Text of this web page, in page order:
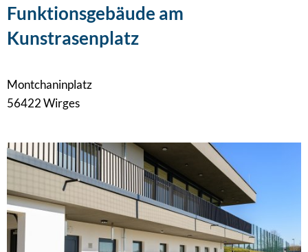
Funktionsgebäude
am
Funktionsgebäude am
Kunstrasenplatz
Montchaninplatz
56422 Wirges